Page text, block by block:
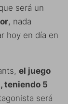
será un
, nada
hoy en día en
el juego
teniendo 5
será